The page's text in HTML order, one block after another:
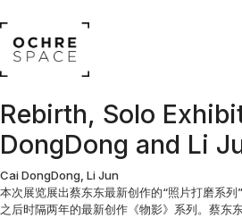
Rebirth, Solo
DongDong and Li
Cai DongDong, Li Jun
本次展览展出蔡东东最新创作的“照片打磨系列
之后时隔两年的最新创作《物影》系列。蔡东